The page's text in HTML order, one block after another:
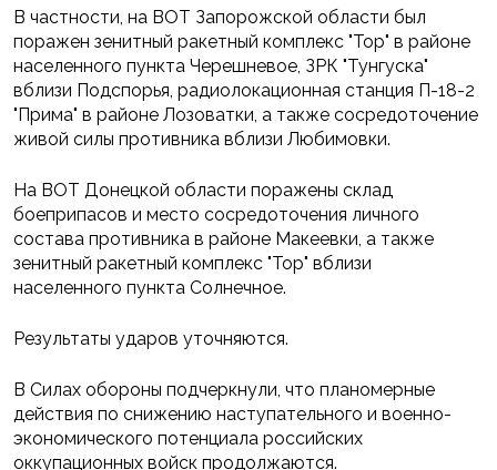
В частности, на ВОТ Запорожской области был
поражен зенитный ракетный комплекс "Тор" в районе
населенного пункта Черешневое, ЗРК "Тунгуска"
вблизи Подспорья, радиолокационная станция П-18-2
"Прима" в районе Лозоватки, а также сосредоточение
живой силы противника вблизи Любимовки.
На ВОТ Донецкой области поражены склад
боеприпасов и место сосредоточения личного
состава противника в районе Макеевки, а также
зенитный ракетный комплекс "Тор" вблизи
населенного пункта Солнечное.
Результаты ударов уточняются.
В Силах обороны подчеркнули, что планомерные
действия по снижению наступательного и военно-
экономического потенциала российских
оккупационных войск продолжаются.